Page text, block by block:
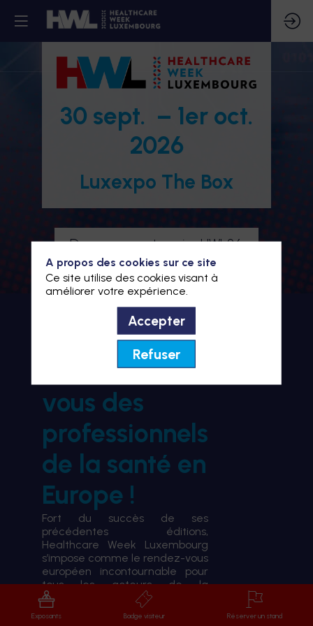
30 sept. – 1er oct.
2026
Luxexpo The Box
Devenez partenaire HWL26
Je m'inscris à HWL26
BIENVENUE À HWL26
le rendez-
vous des
professionnels
de la santé en
Europe !
Fort du succès de ses
précédentes éditions,
Healthcare Week Luxembourg
s’impose comme le rendez-vous
européen incontournable pour
tous les acteurs de la
transformation du système de
santé.
Exposants Badge visiteur Réserver un stand
A propos des cookies sur ce site
Ce site utilise des cookies visant à
améliorer votre expérience.
Accepter
Refuser